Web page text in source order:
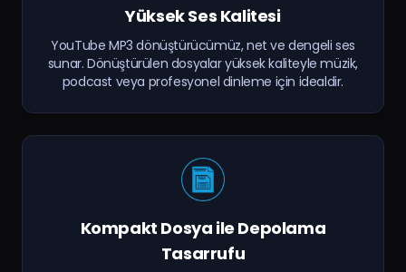
Yüksek Ses Kalitesi
YouTube MP3 dönüştürücümüz, net ve dengeli ses
sunar. Dönüştürülen dosyalar yüksek kaliteyle müzik,
podcast veya profesyonel dinleme için idealdir.
Kompakt Dosya ile Depolama
Tasarrufu